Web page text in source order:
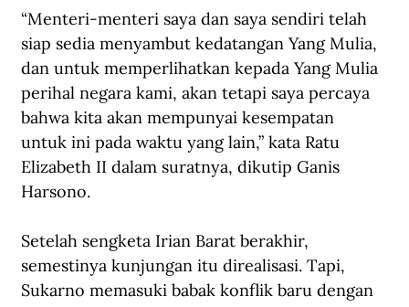
“Menteri-menteri saya dan saya sendiri telah
siap sedia menyambut kedatangan Yang Mulia,
dan untuk memperlihatkan kepada Yang Mulia
perihal negara kami, akan tetapi saya percaya
bahwa kita akan mempunyai kesempatan
untuk ini pada waktu yang lain,” kata Ratu
Elizabeth II dalam suratnya, dikutip Ganis
Harsono.
Setelah sengketa Irian Barat berakhir,
semestinya kunjungan itu direalisasi. Tapi,
Sukarno memasuki babak konflik baru dengan